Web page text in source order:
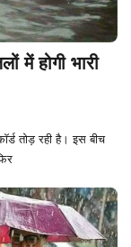
में होगी भारी
तोड़ रही है। इस बीच